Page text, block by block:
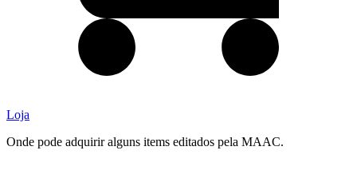
Loja
Onde pode adquirir alguns items editados pela MAAC.